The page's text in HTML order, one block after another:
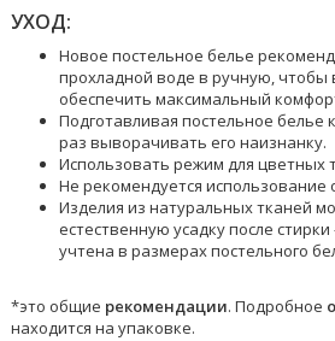
УХОД:
Новое постельное белье
прохладной воде в ручную,
обеспечить максимальный
Подготавливая постельное белье
раз выворачивать его наизнанку.
Использовать режим для цветных
Не рекомендуется использование
Изделия из натуральных тканей
естественную усадку после стирки
учтена в размерах постельного
*это общие рекомендации. Подробное
находится на упаковке.